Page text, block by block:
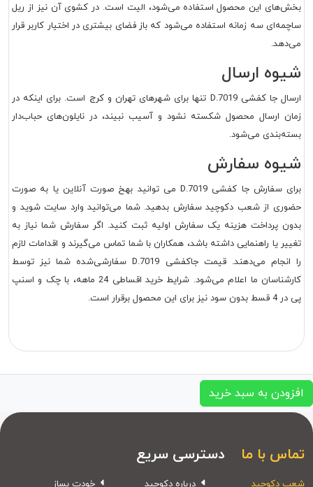
بخش‌های این محصول استفاده می‌شود، الیت است. در کشوی آن نیز از ریل
ساچمه‌ای سه زمانه استفاده می‌شود که باز فضای بیشتری در اختیار کاربر قرار
می‌دهد.
شیوه ارسال
ارسال جا کفشی D.7019 تنها برای شهرهای تهران و کرج است. برای اینکه در
زمان ارسال محصول شکسته نشود و آسیب نبیند، در نایلون‌های حباب‌دار
بسته‌بندی می‌شود.
شیوه سفارش
برای سفارش جا کفشی D.7019 می توانید بهخ صورت آنلاین یا به صورت
حضوری از شعب دکوچید سفارش بدهید. شما می‌توانید وارد سایت شوید و
بدون پرداخت هزینه یک سفارش اولیه ثبت کنید. اگر سفارش شما نیاز به
تغییر یا راهنمایی داشته باشد، همکاران با شما تماس می‌گیرند و اقدامات لازم
را انجام می‌دهند. قیمت جاکفشی D.7019 سفارشی‌شده شما نیز توسط
کارشناسان ما اعلام می‌شود. شرایط خرید اقساطی 24 ماهه، با چک و اسنپ
پی در 4 قسط بدون سود نیز برای این محصول برقرار است.
افزودن به سبد خرید
تماس با ما
شعب دکوچید
دسترسی سریع
درباره دکوچید خودت بساز